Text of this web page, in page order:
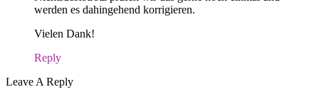
werden es dahingehend korrigieren.
Vielen Dank!
Reply
Leave A Reply